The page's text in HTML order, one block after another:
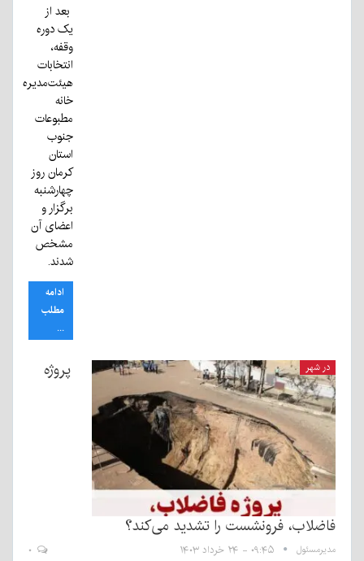
بعد از
یک دوره
وقفه،
انتخابات
هیئت‌مدیره
خانه
مطبوعات
جنوب
استان
کرمان روز
چهارشنبه
برگزار و
اعضای آن
مشخص
شدند.
ادامه
مطلب
...
در شهر پروژه
فاضلاب، فرونشست را تشدید می‌کند؟
مدیرمسئول ۰۹:۴۵ - ۲۴ خرداد ۱۴۰۳